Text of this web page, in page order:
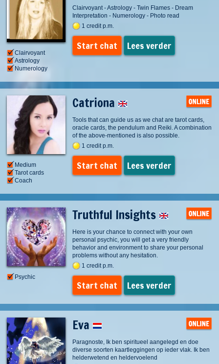
Clairvoyant
Astrology
Numerology
Clairvoyant - Astrology - Twin Flames - Dream
Interpretation - Numerology - Photo read
1 credit p.m.
Start chat Lees verder
Medium
Tarot cards
Coach
Catriona
Tools that can guide us as we chat are tarot cards,
oracle cards, the pendulum and Reiki. A combination
of the above-mentioned is also possible.
1 credit p.m.
Start chat Lees verder
Psychic
Truthful Insights
Here is your chance to connect with your own
personal psychic, you will get a very friendly
behavior and environment to share your personal
problems without any hesitation.
1 credit p.m.
Start chat Lees verder
Eva
Paragnoste, Ik ben spiritueel aangelegd en doe
diverse soorten kaartleggingen op ieder vlak. Ik ben
helderwetend en heldervoelend